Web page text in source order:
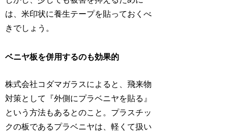
は、米印状に養生テープを貼っておくべ
きでしょう。
ベニヤ板を併用するのも効果的
株式会社コダマガラスによると、飛来物
対策として『外側にプラベニヤを貼る』
という方法もあるとのこと。プラスチッ
クの板であるプラベニヤは、軽くて扱い